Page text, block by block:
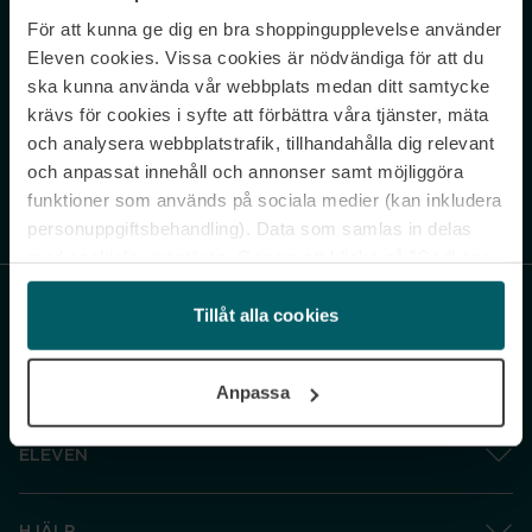
För att kunna ge dig en bra shoppingupplevelse använder
Eleven cookies. Vissa cookies är nödvändiga för att du
ska kunna använda vår webbplats medan ditt samtycke
krävs för cookies i syfte att förbättra våra tjänster, mäta
och analysera webbplatstrafik, tillhandahålla dig relevant
och anpassat innehåll och annonser samt möjliggöra
funktioner som används på sociala medier (kan inkludera
personuppgiftsbehandling). Data som samlas in delas
och gå vidare” accepterar du samtliga cookies medan du
under ”Inställningar” kan anpassa användningen av
cookies. Du kan återkalla ditt samtycke när som helst.
Tillåt alla cookies
Anpassa
Never miss a beat.
Sign up to our newsletter.
Genom att prenumerera accepterar du vår Integritetspolicy. Avprenumerera
ELEVEN